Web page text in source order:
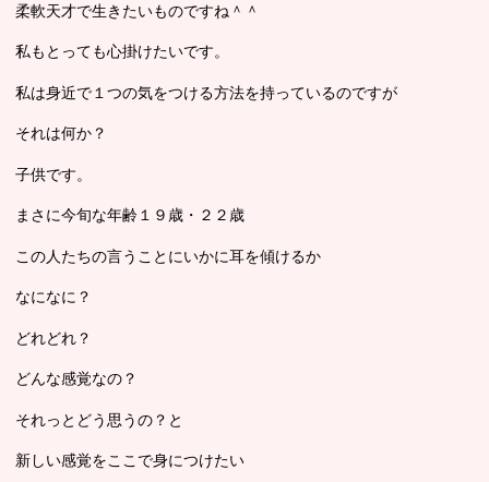
柔軟天才で生きたいものですね＾＾
私もとっても心掛けたいです。
私は身近で１つの気をつける方法を持っているのですが
それは何か？
子供です。
まさに今旬な年齢１９歳・２２歳
この人たちの言うことにいかに耳を傾けるか
なになに？
どれどれ？
どんな感覚なの？
それっとどう思うの？と
新しい感覚をここで身につけたい